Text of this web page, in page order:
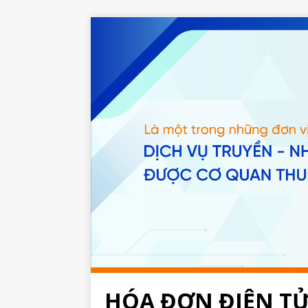
HÓA ĐƠN ĐIỆN